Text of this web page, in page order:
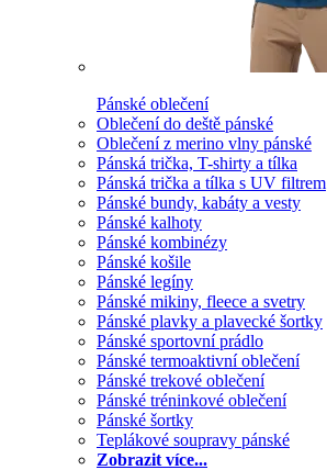
Pánské oblečení
Oblečení do deště pánské
Oblečení z merino vlny pánské
Pánská trička, T-shirty a tílka
Pánská trička a tílka s UV filtrem
Pánské bundy, kabáty a vesty
Pánské kalhoty
Pánské kombinézy
Pánské košile
Pánské legíny
Pánské mikiny, fleece a svetry
Pánské plavky a plavecké šortky
Pánské sportovní prádlo
Pánské termoaktivní oblečení
Pánské trekové oblečení
Pánské tréninkové oblečení
Pánské šortky
Teplákové soupravy pánské
Zobrazit více...